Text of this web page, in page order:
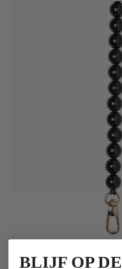
BLIJF OP DE